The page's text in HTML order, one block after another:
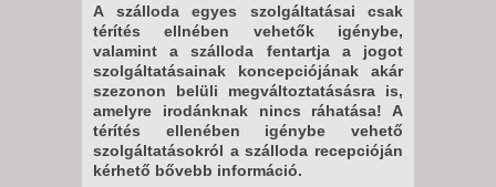
A szálloda egyes szolgáltatásai csak
térítés ellnében vehetők igénybe,
valamint a szálloda fentartja a jogot
szolgáltatásainak koncepciójának akár
szezonon belüli megváltoztatásásra is,
amelyre irodánknak nincs ráhatása! A
térítés ellenében igénybe vehető
szolgáltatásokról a szálloda recepcióján
kérhető bővebb információ.